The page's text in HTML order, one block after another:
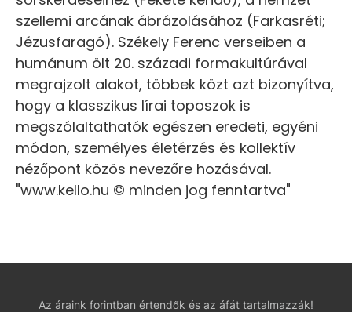
szellemi arcának ábrázolásához (Farkasréti;
Jézusfaragó). Székely Ferenc verseiben a
humánum ölt 20. századi formakultúrával
megrajzolt alakot, többek közt azt bizonyítva,
hogy a klasszikus lírai toposzok is
megszólaltathatók egészen eredeti, egyéni
módon, személyes életérzés és kollektív
nézőpont közös nevezőre hozásával.
"www.kello.hu © minden jog fenntartva"
Az áraink forintban értendők és az áfát tartalmazzák!